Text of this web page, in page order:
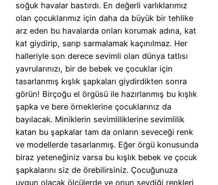
soğuk havalar bastırdı. En değerli varlıklarımız
olan çocuklarımız için daha da büyük bir tehlike
arz eden bu havalarda onları korumak adına, kat
kat giydirip, sarıp sarmalamak kaçınılmaz. Her
halleriyle son derece sevimli olan dünya tatlısı
yavrularınızı, bir de bebek ve çocuklar için
tasarlanmış kışlık şapkaları giydirdikten sonra
görün! Birçoğu el örgüsü ile hazırlanmış bu kışlık
şapka ve bere örneklerine çocuklarınız da
bayılacak. Miniklerin sevimliliklerine sevimlilik
katan bu şapkalar tam da onların seveceği renk
ve modellerde tasarlanmış. Eğer örgü konusunda
biraz yeteneğiniz varsa bu kışlık bebek ve çocuk
şapkalarını siz de örebilirsiniz. Çocuğunuza
uygun olacak ölçülerde ve onun sevdiği renkleri